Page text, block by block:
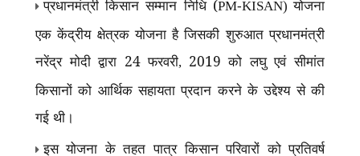
प्रधानमंत्री किसान सम्मान निधि (PM-KISAN)योजना
एक केंद्रीय क्षेत्रक योजना है जिसकी शुरुआत प्रधानमंत्री
नरेंद्र मोदी द्वारा 24 फरवरी, 2019 को लघु एवं सीमांत
किसानों को आर्थिक सहायता प्रदान करने के उद्देश्य से की
गई थी।
इस योजना के तहत पात्र किसान परिवारों को प्रतिवर्ष